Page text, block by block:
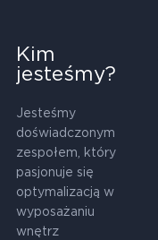
Kim
jesteśmy?
Jesteśmy
doświadczonym
zespołem, który
pasjonuje się
optymalizacją w
wyposażaniu
wnętrz